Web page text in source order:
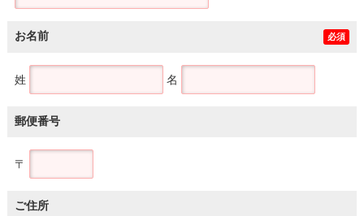
お名前 必須
姓 名
郵便番号
〒
ご住所